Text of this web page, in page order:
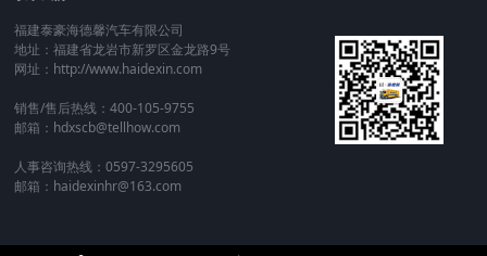
福建泰豪海德馨汽车有限公司
地址：福建省龙岩市新罗区金龙路9号
网址：http://www.haidexin.com
销售/售后热线：400-105-9755
邮箱：hdxscb@tellhow.com
人事咨询热线：0597-3295605
邮箱：haidexinhr@163.com